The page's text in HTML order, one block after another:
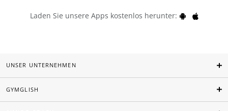
Laden Sie unsere Apps kostenlos herunter:
UNSER UNTERNEHMEN
GYMGLISH